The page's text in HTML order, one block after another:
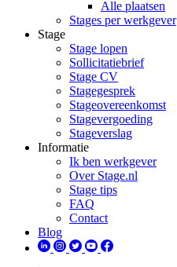
Alle plaatsen
Stages per werkgever
Stage
Stage lopen
Sollicitatiebrief
Stage CV
Stagegesprek
Stageovereenkomst
Stagevergoeding
Stageverslag
Informatie
Ik ben werkgever
Over Stage.nl
Stage tips
FAQ
Contact
Blog